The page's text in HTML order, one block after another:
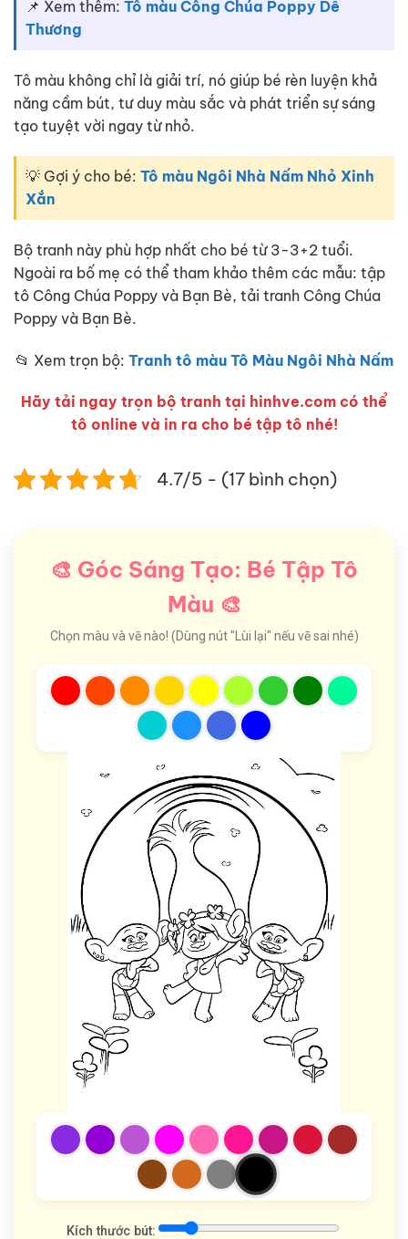
📌 Xem thêm: Tô màu Công Chúa Poppy Dễ
Thương
Tô màu không chỉ là giải trí, nó giúp bé rèn luyện khả
năng cầm bút, tư duy màu sắc và phát triển sự sáng
tạo tuyệt vời ngay từ nhỏ.
💡 Gợi ý cho bé: Tô màu Ngôi Nhà Nấm Nhỏ Xinh
Xắn
Bộ tranh này phù hợp nhất cho bé từ 3-3+2 tuổi.
Ngoài ra bố mẹ có thể tham khảo thêm các mẫu: tập
tô Công Chúa Poppy và Bạn Bè, tải tranh Công Chúa
Poppy và Bạn Bè.
📂 Xem trọn bộ: Tranh tô màu Tô Màu Ngôi Nhà Nấm
Hãy tải ngay trọn bộ tranh tại hinhve.com có thể
tô online và in ra cho bé tập tô nhé!
4.7/5 - (17 bình chọn)
🎨 Góc Sáng Tạo: Bé Tập Tô
Màu 🎨
Chọn màu và vẽ nào! (Dùng nút "Lùi lại" nếu vẽ sai nhé)
Kích thước bút: